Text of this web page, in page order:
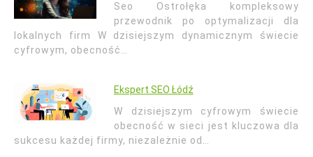
Seo Ostrołęka kompleksowy
przewodnik po optymalizacji dla
lokalnych firm W dzisiejszym dynamicznym świecie
cyfrowym, obecność…
Ekspert SEO Łódź
W dzisiejszym cyfrowym świecie
obecność w sieci jest kluczowa dla
sukcesu każdej firmy, niezależnie od…